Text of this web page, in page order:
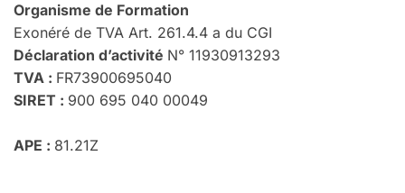
Organisme de Formation
Exonéré de TVA Art. 261.4.4 a du CGI
Déclaration d’activité N° 11930913293
TVA : FR73900695040
SIRET : 900 695 040 00049
APE : 81.21Z